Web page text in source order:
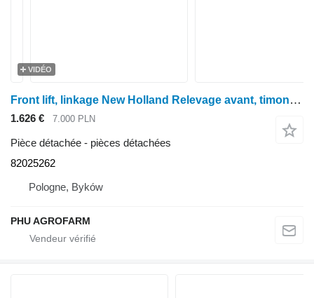
VIDÉO
Front lift, linkage New Holland Relevage avant, timonerie New Holland TM190 82025262 pour tracteur à roues New Holland TM190
1.626 € 7.000 PLN
Pièce détachée - pièces détachées
82025262
Pologne, Byków
PHU AGROFARM